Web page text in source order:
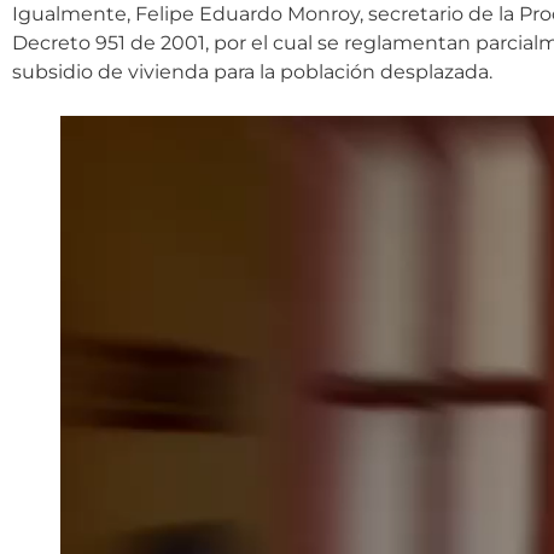
Igualmente, Felipe Eduardo Monroy, secretario de la
Decreto 951 de 2001, por el cual se reglamentan
subsidio de vivienda para la población desplazada.